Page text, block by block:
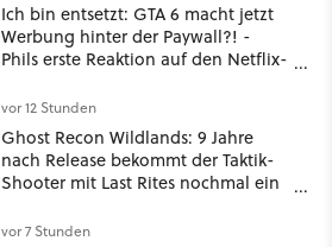
Ich bin entsetzt: GTA 6 macht jetzt
Werbung hinter der Paywall?! -
Phils erste Reaktion auf den Netflix-
vor 12 Stunden
Ghost Recon Wildlands: 9 Jahre
nach Release bekommt der Taktik-
Shooter mit Last Rites nochmal ein
vor 7 Stunden